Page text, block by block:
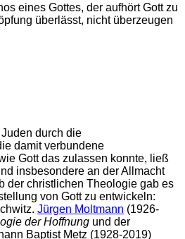
eines Gottes, der aufhört Gott zu
überlässt, nicht überzeugen
durch die
damit verbundene
Gott das zulassen konnte, ließ
insbesondere an der Allmacht
der christlichen Theologie gab es
von Gott zu entwickeln:
Jürgen Moltmann (1926-
der Hoffnung und der
Baptist Metz (1928-2019)